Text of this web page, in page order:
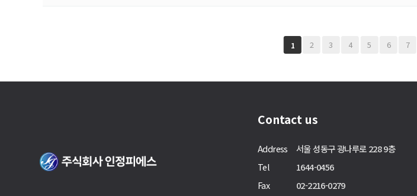
1 2 3 4 5 6 7
Contact us
Address
서울 성동구 광나루로 228 9층
Tel
1644-0456
Fax
02-2216-0279